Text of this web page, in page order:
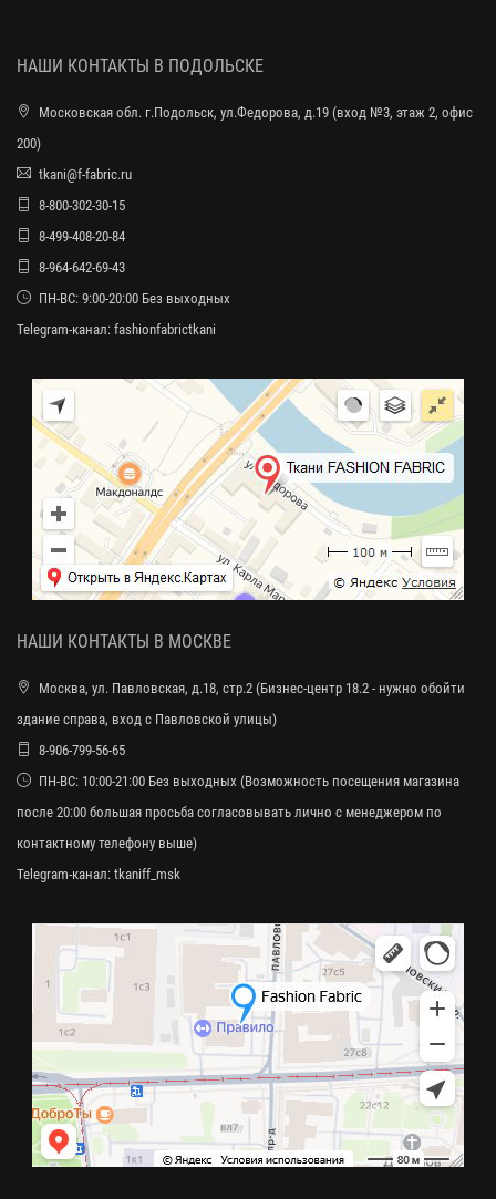
НАШИ КОНТАКТЫ В ПОДОЛЬСКЕ
Московская обл. г.Подольск, ул.Федорова, д.19 (вход №3, этаж 2, офис
200)
tkani@f-fabric.ru
8-800-302-30-15
8-499-408-20-84
8-964-642-69-43
ПН-ВС: 9:00-20:00 Без выходных
Telegram-канал: fashionfabrictkani
НАШИ КОНТАКТЫ В МОСКВЕ
Москва, ул. Павловская, д.18, стр.2 (Бизнес-центр 18.2 - нужно обойти
здание справа, вход с Павловской улицы)
8-906-799-56-65
ПН-ВС: 10:00-21:00 Без выходных (Возможность посещения магазина
после 20:00 большая просьба согласовывать лично с менеджером по
контактному телефону выше)
Telegram-канал: tkaniff_msk